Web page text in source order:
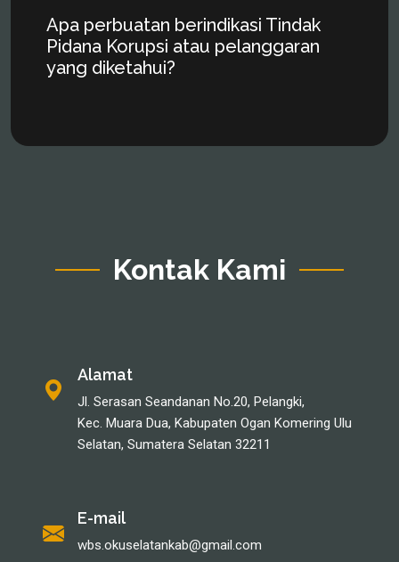
Apa perbuatan berindikasi Tindak
Pidana Korupsi atau pelanggaran
yang diketahui?
Kontak Kami
Alamat
Jl. Serasan Seandanan No.20, Pelangki,
Kec. Muara Dua, Kabupaten Ogan Komering Ulu
Selatan, Sumatera Selatan 32211
E-mail
wbs.okuselatankab@gmail.com